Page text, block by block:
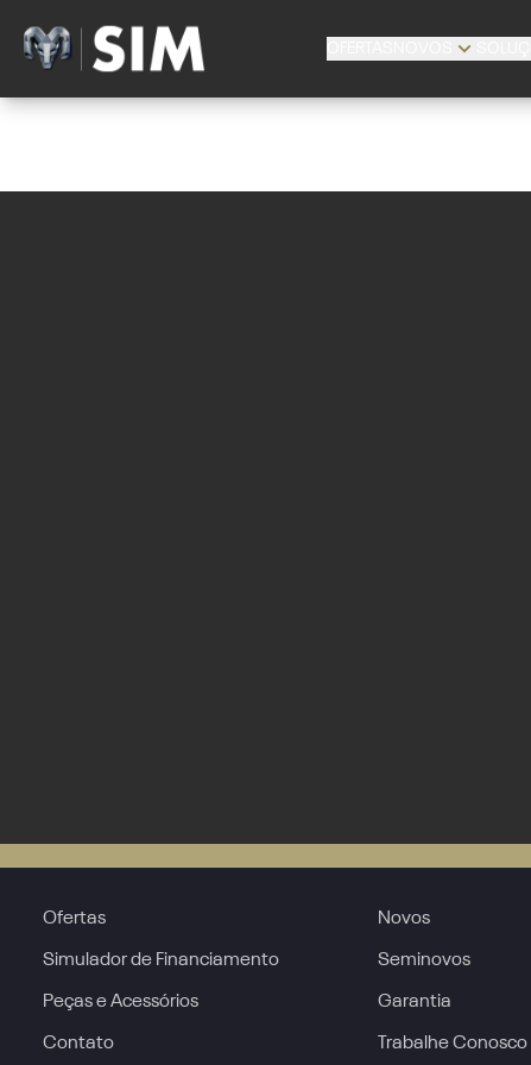
Ofertas Novos
Simulador de Financiamento Seminovos
Peças e Acessórios Garantia
Contato Trabalhe Conosco